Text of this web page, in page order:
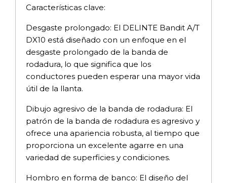
Características clave:
Desgaste prolongado: El DELINTE Bandit A/T
DX10 está diseñado con un enfoque en el
desgaste prolongado de la banda de
rodadura, lo que significa que los
conductores pueden esperar una mayor vida
útil de la llanta.
Dibujo agresivo de la banda de rodadura: El
patrón de la banda de rodadura es agresivo y
ofrece una apariencia robusta, al tiempo que
proporciona un excelente agarre en una
variedad de superficies y condiciones.
Hombro en forma de banco: El diseño del